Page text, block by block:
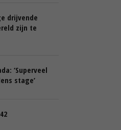
drijvende
zijn te
‘Superveel
stage’